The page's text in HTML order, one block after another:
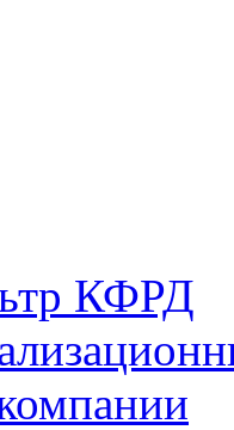
КФРД